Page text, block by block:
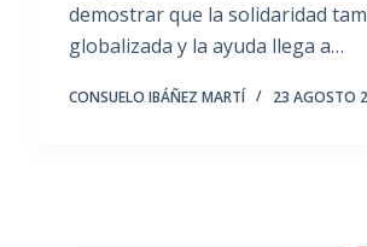
demostrar que la solidaridad
globalizada y la ayuda llega a…
CONSUELO IBÁÑEZ MARTÍ 23 AGOSTO